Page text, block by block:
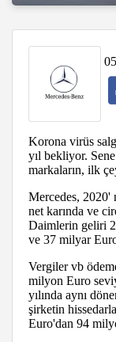
Korona virüs
yıl bekliyor.
markaların, ilk
Mercedes, 2020'
net karında ve
Daimlerin geliri
ve 37 milyar
Vergiler vb
milyon Euro
yılında aynı
şirketin
Euro'dan 94